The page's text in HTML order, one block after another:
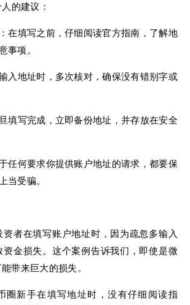
的建议：
在填写之前，仔细阅读官方指南，了解地
事项。
入地址时，多次核对，确保没有错别字或
填写完成，立即备份地址，并存放在安全
任何要求你提供账户地址的请求，都要保
当受骗。
资者在填写账户地址时，因为疏忽多输入
资金损失。这个案例告诉我们，即使是微
带来巨大的损失。
圈新手在填写地址时，没有仔细阅读指